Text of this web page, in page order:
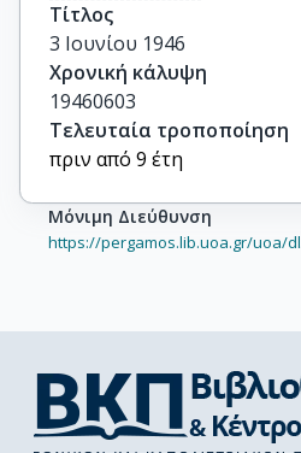
Τίτλος
3 Ιουνίου 1946
Χρονική κάλυψη
19460603
Τελευταία τροποποίηση
πριν από 9 έτη
Μόνιμη Διεύθυνση
https://pergamos.lib.uoa.gr/uoa/